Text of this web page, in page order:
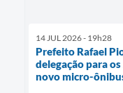
14 JUL 2026 - 19h28
Prefeito Rafael
delegação para
novo micro-